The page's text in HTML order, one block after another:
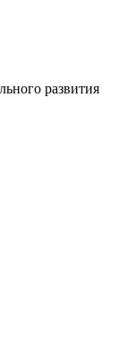
развития